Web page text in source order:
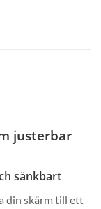
justerbar
sänkbart
din skärm till ett